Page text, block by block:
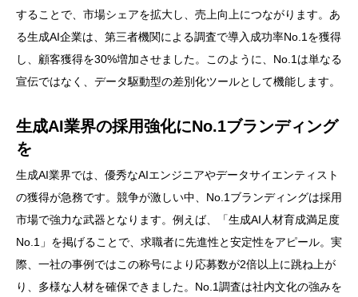
することで、市場シェアを拡大し、売上向上につながります。あ
る生成AI企業は、第三者機関による調査で導入成功率No.1を獲得
し、顧客獲得を30%増加させました。このように、No.1は単なる
宣伝ではなく、データ駆動型の差別化ツールとして機能します。
生成AI業界の採用強化にNo.1ブランディング
を
生成AI業界では、優秀なAIエンジニアやデータサイエンティスト
の獲得が急務です。競争が激しい中、No.1ブランディングは採用
市場で強力な武器となります。例えば、「生成AI人材育成満足度
No.1」を掲げることで、求職者に先進性と安定性をアピール。実
際、一社の事例ではこの称号により応募数が2倍以上に跳ね上が
り、多様な人材を確保できました。No.1調査は社内文化の強みを